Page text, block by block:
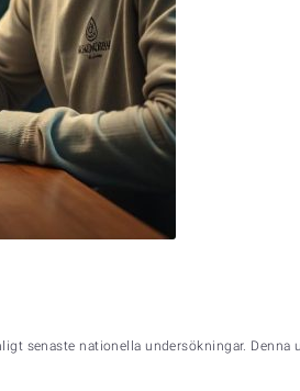
senaste nationella undersökningar.